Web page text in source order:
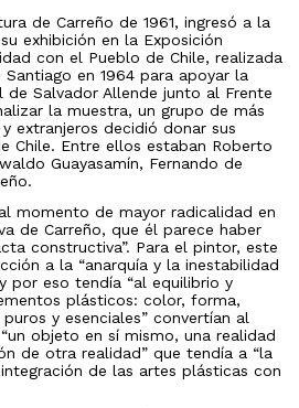
de Carreño de 1961, ingresó a la
exhibición en la Exposición
con el Pueblo de Chile, realizada
en 1964 para apoyar la
de Salvador Allende junto al Frente
la muestra, un grupo de más
extranjeros decidió donar sus
Chile. Entre ellos estaban Roberto
Guayasamín, Fernando de
momento de mayor radicalidad en
de Carreño, que él parece haber
constructiva”. Para el pintor, este
a la “anarquía y la inestabilidad
por eso tendía “al equilibrio y
plásticos: color, forma,
y esenciales” convertían al
objeto en sí mismo, una realidad
de otra realidad” que tendía a “la
integración de las artes plásticas con